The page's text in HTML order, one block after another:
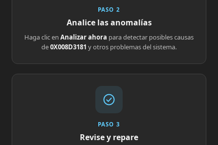
PASO 2
Analice las anomalías
Haga clic en Analizar ahora para detectar posibles causas
de0X008D3181 y otros problemas del sistema.
PASO 3
Revise y repare